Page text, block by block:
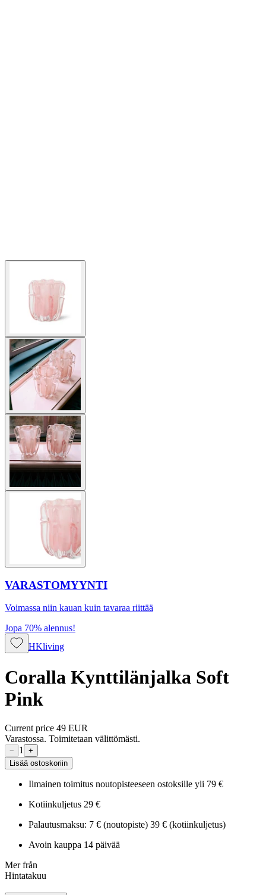
VARASTOMYYNTI
Voimassa niin kauan kuin tavaraa riittää
Jopa 70% alennus!
HKliving
Coralla Kynttilänjalka Soft
Pink
Current price 49 EUR
Varastossa. Toimitetaan välittömästi.
− 1
+
Lisää ostoskoriin
Ilmainen toimitus noutopisteeseen ostoksille yli 79 €
Kotiinkuljetus 29 €
Palautusmaksu: 7 € (noutopiste) 39 € (kotiinkuljetus)
Avoin kauppa 14 päivää
Mer från
Hintatakuu